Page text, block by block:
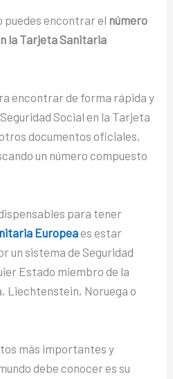
puedes encontrar el número
la Tarjeta Sanitaria
encontrar de forma rápida y
Social en la Tarjeta
documentos oficiales,
un número compuesto
para tener
Europeaes estar
un sistema de Seguridad
Estado miembro de la
Liechtenstein, Noruega o
más importantes y
debe conocer es su